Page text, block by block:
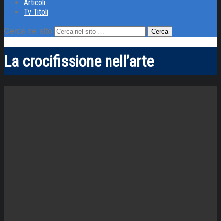
Articoli
Tv Titoli
Cerca nel sito
La crocifissione nell’arte